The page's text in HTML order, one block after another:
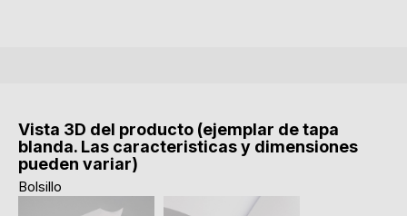
Vista 3D del producto (ejemplar de tapa
blanda. Las caracteristicas y dimensiones
pueden variar)
Bolsillo